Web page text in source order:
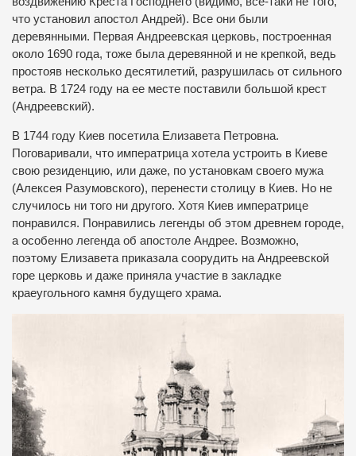
что установил апостол Андрей). Все они были
деревянными. Первая Андреевская церковь, построенная
около 1690 года, тоже была деревянной и не крепкой, ведь
простояв несколько десятилетий, разрушилась от сильного
ветра. В 1724 году на ее месте поставили большой крест
(Андреевский).
В 1744 году Киев посетила Елизавета Петровна.
Поговаривали, что императрица хотела устроить в Киеве
свою резиденцию, или даже, по установкам своего мужа
(Алексея Разумовского), перенести столицу в Киев. Но не
случилось ни того ни другого. Хотя Киев императрице
понравился. Понравились легенды об этом древнем городе,
а особенно легенда об апостоле Андрее. Возможно,
поэтому Елизавета приказала соорудить на Андреевской
горе церковь и даже приняла участие в закладке
краеугольного камня будущего храма.